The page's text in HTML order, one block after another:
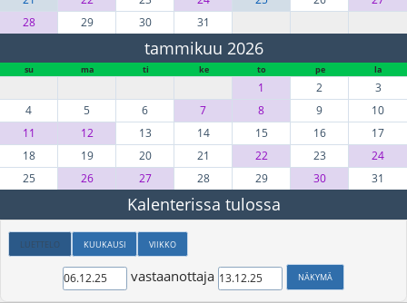
28
29 30 31
tammikuu 2026
su ma ti ke to pe la
1 2
3
4
5 6 7 8 9
10
11
12 13 14 15 16
17
18
19 20 21 22 23
24
25
26 27 28 29 30 31
Kalenterissa tulossa
LUETTELO KUUKAUSI VIIKKO
vastaanottaja